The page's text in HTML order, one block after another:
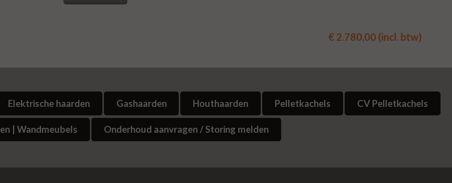
€ 2.780,00 (incl. btw)
Elektrische haarden Gashaarden Houthaarden Pelletkachels CV Pelletkachels
| Wandmeubels Onderhoud aanvragen / Storing melden